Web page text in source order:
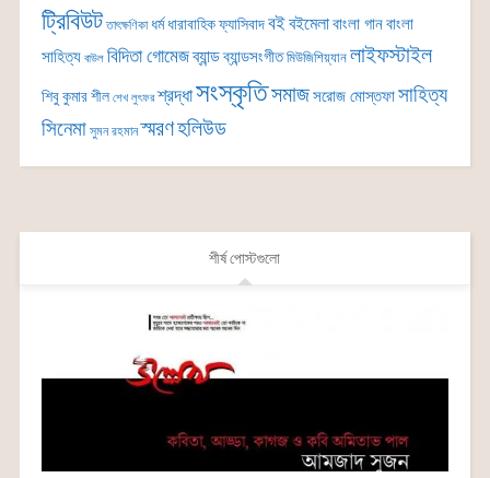
ট্রিবিউট তাৎক্ষণিকা ধর্ম ধারাবাহিকফ্যাসিবাদবইবইমেলাবাংলা গানবাংলা
সাহিত্য বাউল বিদিতা গোমেজব্যান্ডব্যান্ডসংগীত মিউজিশিয়্যান লাইফস্টাইল
শিবু কুমার শীল শেখ লুৎফর শ্রদ্ধাসংস্কৃতিসমাজসরোজ মোস্তফাসাহিত্য
সিনেমা সুমন রহমান স্মরণহলিউড
শীর্ষ পোস্টগুলো